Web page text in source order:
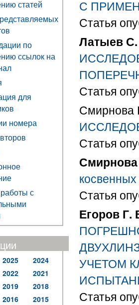
статей
по
ссылок на
для
номера
с
2025
2024
2022
2021
2019
2018
2016
2015
С
Статья
Латыев
Статья
Статья
Статья
Егоров Г.
УЧЕТОМ
Статья